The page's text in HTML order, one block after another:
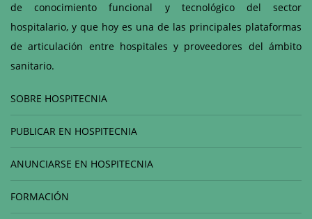
de conocimiento funcional y tecnológico del sector
hospitalario, y que hoy es una de las principales plataformas
de articulación entre hospitales y proveedores del ámbito
sanitario.
SOBRE HOSPITECNIA
PUBLICAR EN HOSPITECNIA
ANUNCIARSE EN HOSPITECNIA
FORMACIÓN